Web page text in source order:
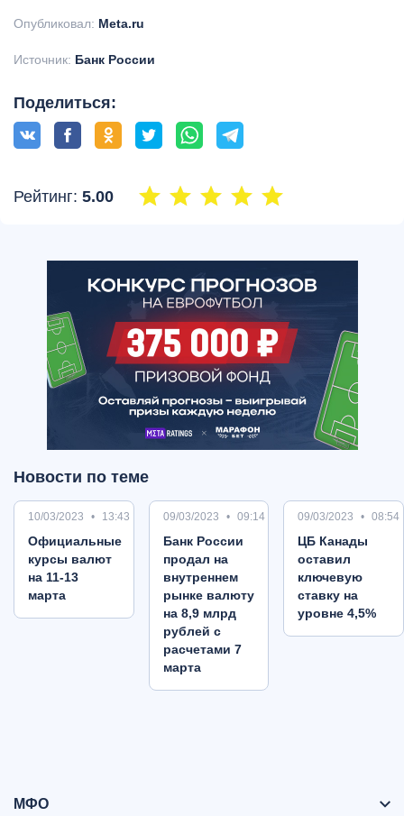
Опубликовал: Meta.ru
Источник: Банк России
Поделиться:
Рейтинг: 5.00
Новости по теме
10/03/2023 13:43
Oфициальные
курсы валют
на 11-13
марта
09/03/2023 09:14
Банк России
продал на
внутреннем
рынке валюту
на 8,9 млрд
рублей с
расчетами 7
марта
09/03/2023 08:54
ЦБ Канады
оставил
ключевую
ставку на
уровне 4,5%
МФО